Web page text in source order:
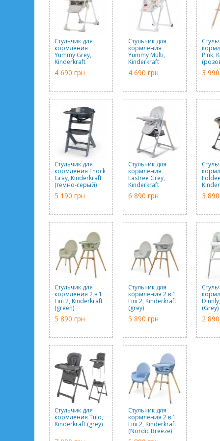
Стульчик для
кормления
Yummy Grey,
Kinderkraft
(серый)
4 690 грн
Стульчик для
кормления
Yummy Multi,
Kinderkraft
(мульти)
4 690 грн
Pink,
3
Стульчик для
кормления Enock
Gray, Kinderkraft
(темно-серый)
5 190 грн
Стульчик для
кормления
Lastree Grey,
Kinderkraft
(серый)
6 890 грн 3
Стульчик для
кормления 2 в 1
Fini 2, Kinderkraft
(green)
5 890 грн
Стульчик для
кормления 2 в 1
Fini 2, Kinderkraft
(grey)
5 890 грн
(Grey)
2
Стульчик для
кормления Tulo,
Kinderkraft (grey)
Стульчик для
кормления 2 в 1
Fini 2, Kinderkraft
(Nordic Breeze)